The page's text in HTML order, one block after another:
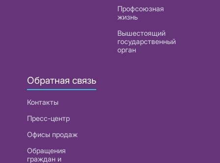
Профсоюзная
жизнь
Вышестоящий
государственный
орган
Обратная связь
Контакты
Пресс-центр
Офисы продаж
Обращения
граждан и